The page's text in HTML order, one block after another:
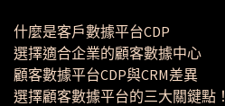
什麼是客戶數據平台CDP
選擇適合企業的顧客數據中心
顧客數據平台CDP與CRM差異
選擇顧客數據平台的三大關鍵點！